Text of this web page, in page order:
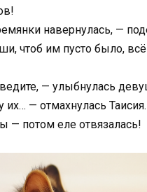
навернулась, —
чтоб им пусто было, всё
— улыбнулась
— отмахнулась
— потом еле отвязалась!